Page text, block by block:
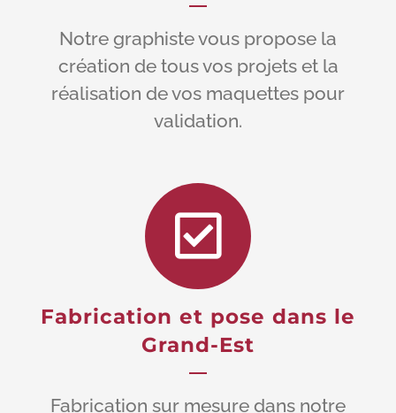
Notre graphiste vous propose la
création de tous vos projets et la
réalisation de vos maquettes pour
validation.
Fabrication et pose dans le
Grand-Est
Fabrication sur mesure dans notre